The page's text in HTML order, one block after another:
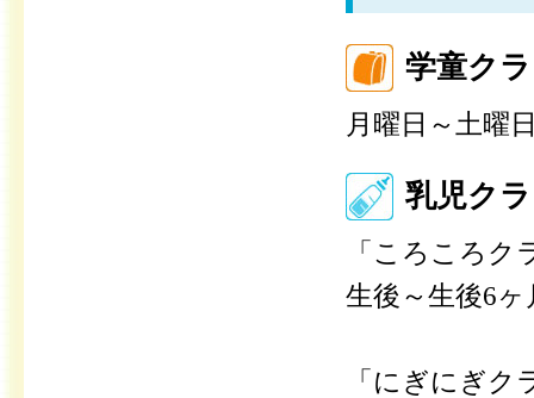
学童ク
月曜日～土曜
乳児ク
「ころころク
生後～生後6
「にぎにぎク